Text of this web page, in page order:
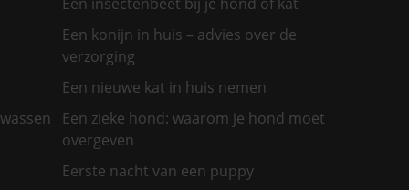
Een konijn in huis – advies over de
verzorging
Een nieuwe kat in huis nemen
Een zieke hond: waarom je hond moet
overgeven
Eerste nacht van een puppy